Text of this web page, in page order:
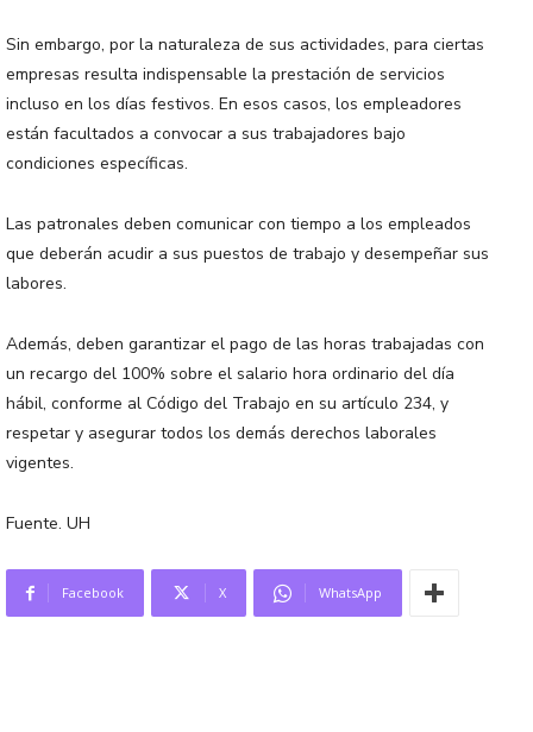
Sin embargo, por la naturaleza de sus actividades, para ciertas
empresas resulta indispensable la prestación de servicios
incluso en los días festivos. En esos casos, los empleadores
están facultados a convocar a sus trabajadores bajo
condiciones específicas.
Las patronales deben comunicar con tiempo a los empleados
que deberán acudir a sus puestos de trabajo y desempeñar sus
labores.
Además, deben garantizar el pago de las horas trabajadas con
un recargo del 100% sobre el salario hora ordinario del día
hábil, conforme al Código del Trabajo en su artículo 234, y
respetar y asegurar todos los demás derechos laborales
vigentes.
Fuente. UH
Facebook X WhatsApp